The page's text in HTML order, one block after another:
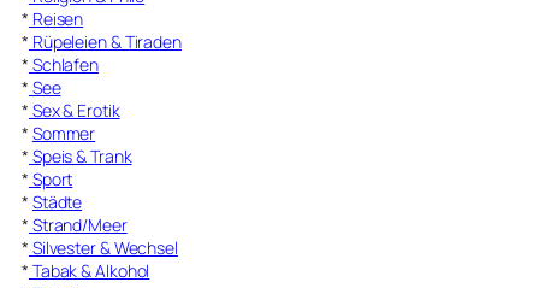
* Reisen
* Rüpeleien & Tiraden
* Schlafen
* See
* Sex & Erotik
* Sommer
* Speis & Trank
* Sport
* Städte
* Strand/Meer
* Silvester & Wechsel
* Tabak & Alkohol